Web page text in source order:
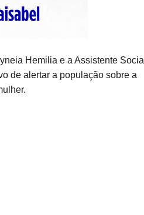
Hemilia e a Assistente Social
de alertar a população sobre a